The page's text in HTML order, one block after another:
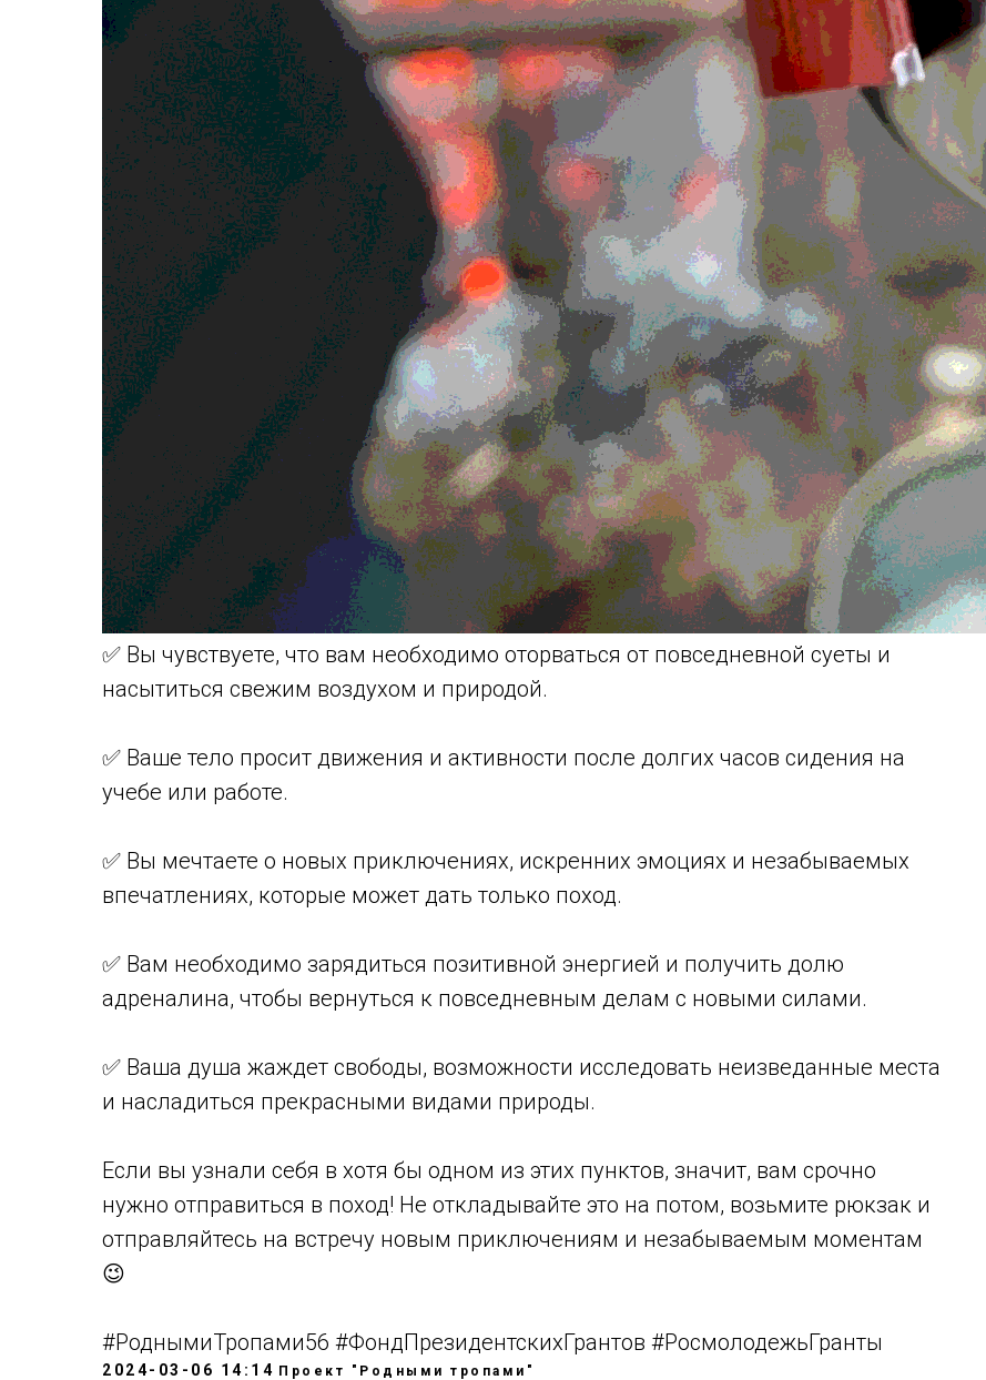
✅ Вы чувствуете, что вам необходимо оторваться от повседневной суеты и
насытиться свежим воздухом и природой.
✅ Ваше тело просит движения и активности после долгих часов сидения на
учебе или работе.
✅ Вы мечтаете о новых приключениях, искренних эмоциях и незабываемых
впечатлениях, которые может дать только поход.
✅ Вам необходимо зарядиться позитивной энергией и получить долю
адреналина, чтобы вернуться к повседневным делам с новыми силами.
✅ Ваша душа жаждет свободы, возможности исследовать неизведанные места
и насладиться прекрасными видами природы.
Если вы узнали себя в хотя бы одном из этих пунктов, значит, вам срочно
нужно отправиться в поход! Не откладывайте это на потом, возьмите рюкзак и
отправляйтесь на встречу новым приключениям и незабываемым моментам
😉
#РоднымиТропами56 #ФондПрезидентскихГрантов #РосмолодежьГранты
2024-03-06 14:14 Проект "Родными тропами"